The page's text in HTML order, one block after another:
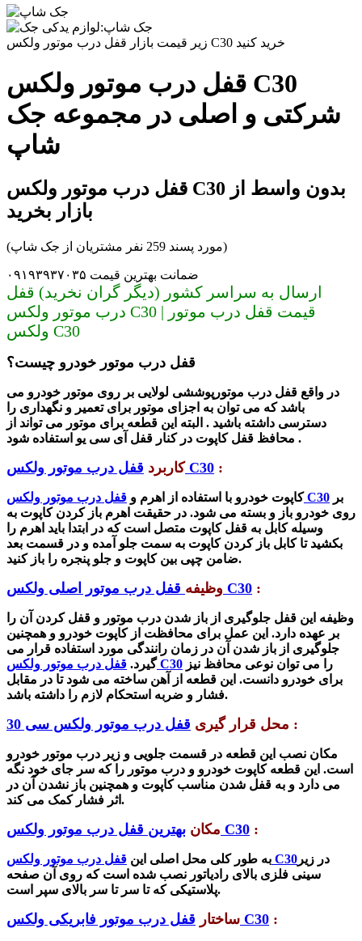
زیر قیمت بازار قفل درب موتور ولکس C30 خرید کنید
قفل درب موتور ولکس C30
شرکتی و اصلی در مجموعه جک
شاپ
قفل درب موتور ولکس C30 بدون واسط از
بازار بخرید
(مورد پسند 259 نفر مشتریان از جک شاپ)
ضمانت بهترین قیمت ۰۹۱۹۳۹۳۷۰۳۵
ارسال به سراسر کشور (دیگر گران نخرید) قفل
درب موتور ولکس C30 | قیمت قفل درب موتور
ولکس C30
قفل درب موتور خودرو چیست؟
در واقع قفل درب موتورپوششی لولایی بر روی موتور خودرو می
باشد که می توان به اجزای موتور برای تعمیر و نگهداری را
دسترسی داشته باشید . البته این قطعه برای موتور می تواند از
محافظ قفل کاپوت در کنار قفل آی سی یو استفاده شود .
کاربردقفل درب موتور ولکس C30 :
کاپوت خودرو با استفاده از اهرم وقفل درب موتور ولکس C30
روی خودرو باز و بسته می شود. در حقیقت اهرم باز کردن کاپوت به
وسیله کابل به قفل کاپوت متصل است که در ابتدا باید اهرم را
بکشید تا کابل باز کردن کاپوت به سمت جلو آمده و در قسمت بعد
ضامن چپی بین کاپوت و جلو پنجره را باز کنید.
وظیفه قفل درب موتور اصلی ولکس C30 :
وظیفه این قفل جلوگیری از باز شدن درب موتور و قفل کردن آن را
بر عهده دارد. این عمل برای محافظت از کاپوت خودرو و همچنین
جلوگیری از باز شدن آن در زمان رانندگی مورد استفاده قرار می
گیرد.قفل درب موتور ولکس C30
برای خودرو دانست. این قطعه از آهن ساخته می شود تا در مقابل
فشار و ضربه استحکام لازم را داشته باشد.
محل قرار گیری قفل درب موتور ولکس سی 30 :
مکان نصب این قطعه در قسمت جلویی و زیر درب موتور خودرو
است. این قطعه کاپوت خودرو و درب موتور را که سر جای خود نگه
می دارد و به قفل شدن مناسب کاپوت و همچنین باز نشدن آن در
اثر فشار کمک می کند.
مکان بهترین قفل درب موتور ولکس C30 :
به طور کلی محل اصلی این قفل درب موتور ولکس C30 در زیر
سینی فلزی بالای رادیاتور نصب شده است که روی آن صفحه
پلاستیکی که تا سر تا سر بالای سپر است.
ساختار قفل درب موتور فابریکی ولکس C30 :